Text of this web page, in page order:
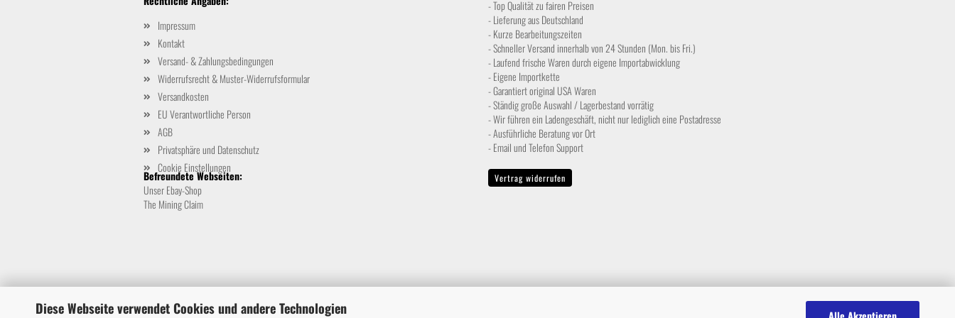
Diese Webseite verwendet Cookies und andere Technologien
Impressum
Kontakt
Versand- & Zahlungsbedingungen
Widerrufsrecht & Muster-Widerrufsformular
Versandkosten
EU Verantwortliche Person
AGB
Privatsphäre und Datenschutz
Cookie Einstellungen
- Top Qualität zu fairen Preisen
- Lieferung aus Deutschland
- Kurze Bearbeitungszeiten
- Schneller Versand innerhalb von 24 Stunden (Mon. bis Fri.)
- Laufend frische Waren durch eigene Importabwicklung
- Eigene Importkette
- Garantiert original USA Waren
- Ständig große Auswahl / Lagerbestand vorrätig
- Wir führen ein Ladengeschäft, nicht nur lediglich eine Postadresse
- Ausführliche Beratung vor Ort
- Email und Telefon Support
Befreundete Webseiten:
Unser Ebay-Shop
The Mining Claim
Vertrag widerrufen